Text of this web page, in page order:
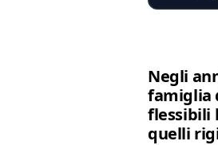
Negli
famiglia
flessibili
quel­li